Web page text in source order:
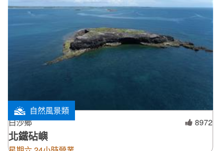
自然風景類
白沙鄉
8972
北鐵砧嶼